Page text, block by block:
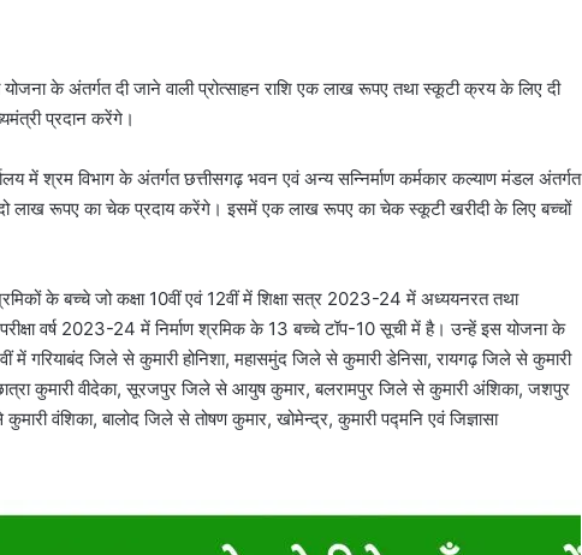
योजना के अंतर्गत दी जाने वाली प्रोत्साहन राशि एक लाख रूपए तथा स्कूटी क्रय के लिए दी
प्रदान करेंगे।
में श्रम विभाग के अंतर्गत छत्तीसगढ़ भवन एवं अन्य सन्निर्माण कर्मकार कल्याण मंडल अंतर्गत
लाख रूपए का चेक प्रदाय करेंगे। इसमें एक लाख रूपए का चेक स्कूटी खरीदी के लिए बच्चों
के बच्चे जो कक्षा 10वीं एवं 12वीं में शिक्षा सत्र 2023-24 में अध्ययनरत तथा
परीक्षा वर्ष 2023-24 में निर्माण श्रमिक के 13 बच्चे टॉप-10 सूची में है। उन्हें इस योजना के
में गरियाबंद जिले से कुमारी होनिशा, महासमुंद जिले से कुमारी डेनिसा, रायगढ़ जिले से कुमारी
कुमारी वीदेका, सूरजपुर जिले से आयुष कुमार, बलरामपुर जिले से कुमारी अंशिका, जशपुर
वंशिका, बालोद जिले से तोषण कुमार, खोमेन्द्र, कुमारी पद्मनि एवं जिज्ञासा